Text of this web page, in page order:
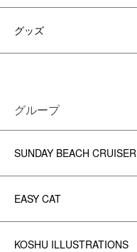
グッズ
グループ
SUNDAY BEACH CRUISER
EASY CAT
KOSHU ILLUSTRATIONS